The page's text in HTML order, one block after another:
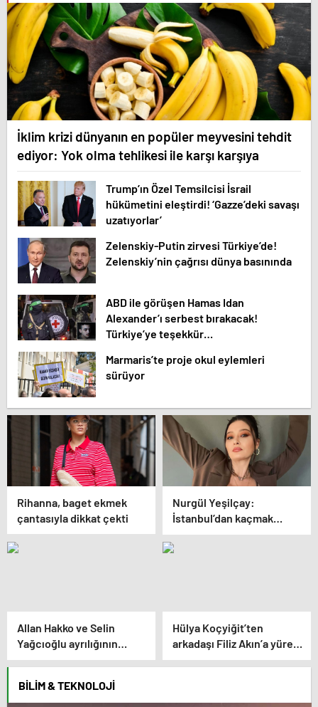
İklim krizi dünyanın en popüler meyvesini tehdit
ediyor: Yok olma tehlikesi ile karşı karşıya
Trump’ın Özel Temsilcisi İsrail
hükümetini eleştirdi! ‘Gazze’deki savaşı
uzatıyorlar’
Zelenskiy-Putin zirvesi Türkiye’de!
Zelenskiy’nin çağrısı dünya basınında
ABD ile görüşen Hamas Idan
Alexander’ı serbest bırakacak!
Türkiye’ye teşekkür…
Marmaris’te proje okul eylemleri
sürüyor
Rihanna, baget ekmek
çantasıyla dikkat çekti
Nurgül Yeşilçay:
İstanbul’dan kaçmak
yanlış mı?
Allan Hakko ve Selin
Yağcıoğlu ayrılığının
perde arkası belli oldu!
Hülya Koçyiğit’ten
arkadaşı Filiz Akın’a yürek
dağlayan veda: “Kan
BILIM & TEKNOLOJI